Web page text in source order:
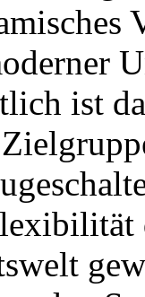
ist